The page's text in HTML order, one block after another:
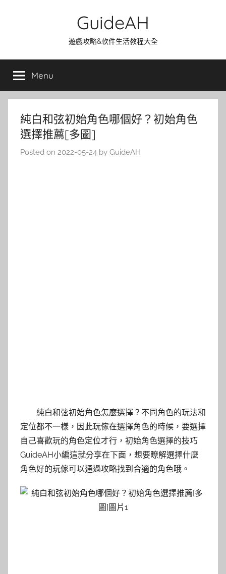
GuideAH
遊戲攻略&軟件生活教程大全
Menu
純白和弦初始角色哪個好？初始角色
選擇推薦[多圖]
Posted on 2022-05-24 by GuideAH
純白和弦初始角色怎麼選擇？不同角色的玩法和
定位都不一樣，因此玩傢在選擇角色的時候，要選擇
自己喜歡玩的角色定位才行，初始角色選擇的技巧
GuideAH小編這就分享在下面，想要瞭解選擇什麼
角色好的玩傢可以通過攻略找到合適的角色哦。